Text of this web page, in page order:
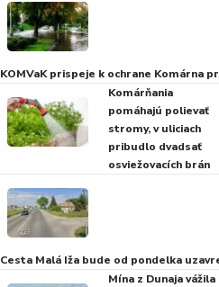
KOMVaK prispeje k ochrane Komárna
Komárňania
pomáhajú polievať
stromy, v uliciach
pribudlo dvadsať
osviežovacích brán
Cesta Malá Iža bude od pondelka
Mína z Dunaja vážila